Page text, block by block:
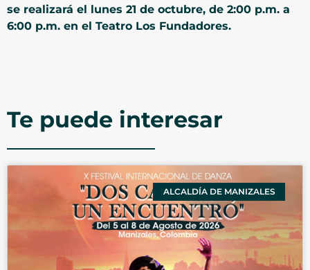
se realizará el lunes 21 de octubre, de 2:00 p.m. a
6:00 p.m. en el Teatro Los Fundadores.
Te puede interesar
ALCALDÍA DE MANIZALES